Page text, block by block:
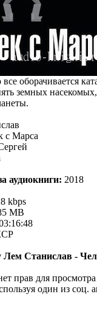
оборачивается
земных
с Марса
аудиокниги: 2018
kbps
MB
Лем Станислав -
прав для просмотра
один из соц.